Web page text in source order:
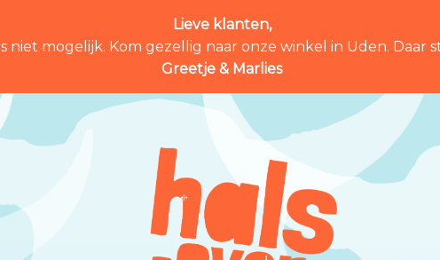
Lieve klanten,
mogelijk. Kom gezellig naar onze winkel in Uden. Daar
Greetje & Marlies